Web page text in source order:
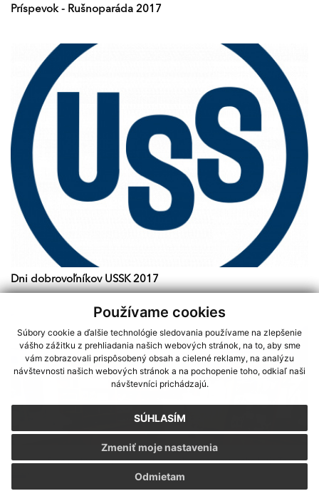
Používame cookies
Súbory cookie a ďalšie technológie sledovania používame na zlepšenie
vášho zážitku z prehliadania našich webových stránok, na to, aby sme
vám zobrazovali prispôsobený obsah a cielené reklamy, na analýzu
návštevnosti našich webových stránok a na pochopenie toho, odkiaľ naši
návštevníci prichádzajú.
SÚHLASÍM
Odmietam
Zmeniť moje nastavenia
Sme partnerom programu Košického samosprávneho kraja Terra
Incognita
Príspevok - Rušnoparáda 2017
Dni dobrovoľníkov USSK 2017